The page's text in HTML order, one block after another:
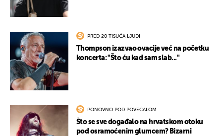
PRED 20 TISUĆA LJUDI
Thompson izazvao ovacije već na početku
koncerta: "Što ću kad sam slab..."
PONOVNO POD POVEĆALOM
Što se sve događalo na hrvatskom otoku
pod osramoćenim glumcem? Bizarni